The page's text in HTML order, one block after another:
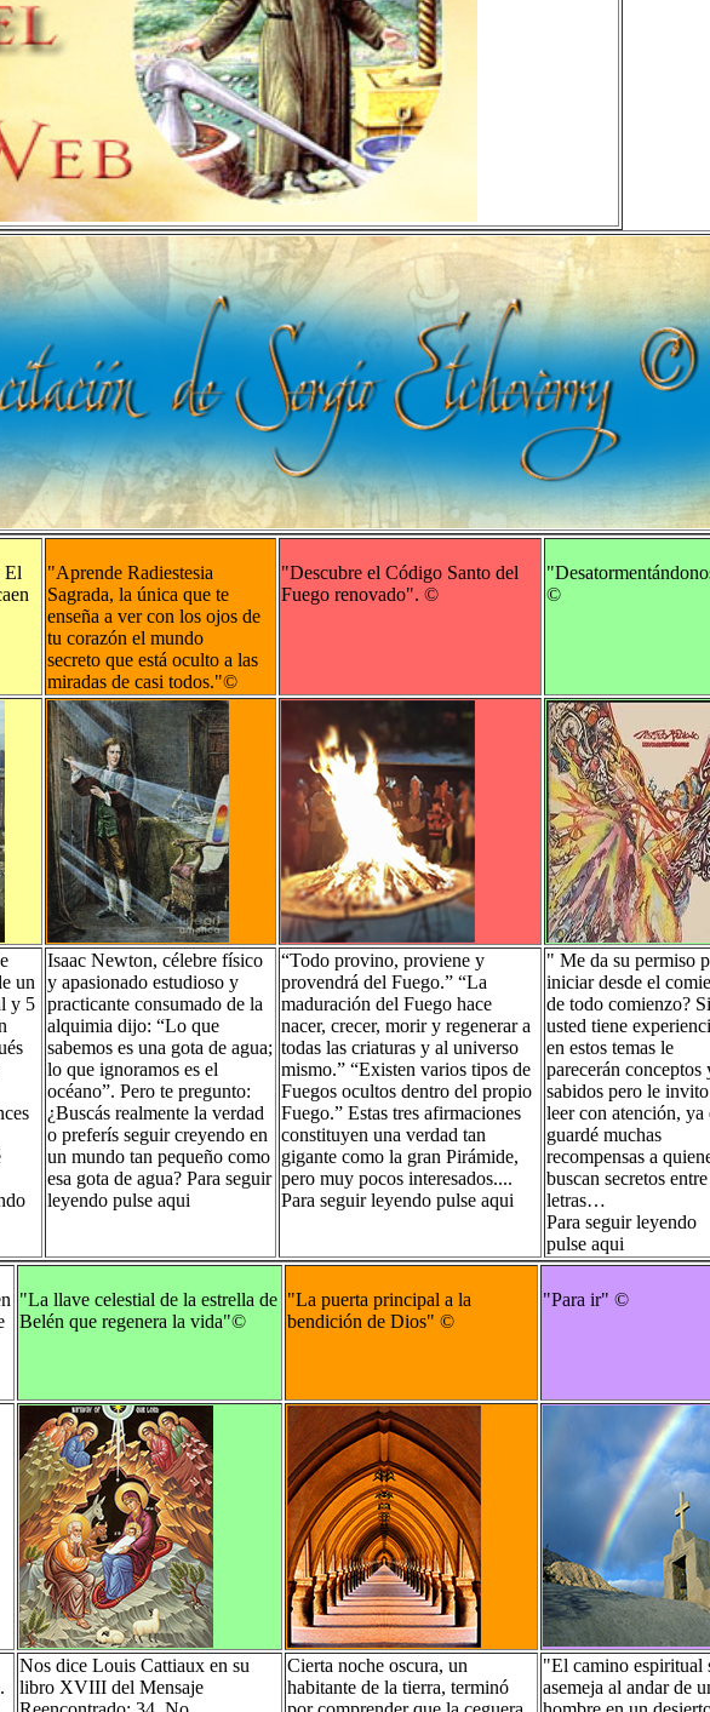
El
"Aprende Radiestesia
Sagrada, la única que te
enseña a ver con los ojos de
tu corazón el mundo
secreto que está oculto a las
miradas de casi todos."©
"Descubre el Código Santo del
Fuego renovado". ©
©
un
y 5
Isaac Newton, célebre físico
y apasionado estudioso y
practicante consumado de la
alquimia dijo: “Lo que
sabemos es una gota de agua;
lo que ignoramos es el
océano”. Pero te pregunto:
¿Buscás realmente la verdad
o preferís seguir creyendo en
un mundo tan pequeño como
esa gota de agua? Para seguir
leyendo pulse aqui
“Todo provino, proviene y
provendrá del Fuego.” “La
maduración del Fuego hace
nacer, crecer, morir y regenerar a
todas las criaturas y al universo
mismo.” “Existen varios tipos de
Fuegos ocultos dentro del propio
Fuego.” Estas tres afirmaciones
constituyen una verdad tan
gigante como la gran Pirámide,
pero muy pocos interesados....
Para seguir leyendo pulse aqui
" Me da su permiso
iniciar desde el
de todo comienzo? Si
usted tiene
en estos temas le
parecerán conceptos
sabidos pero le
leer con atención, ya
guardé muchas
recompensas a
buscan secretos entre
letras…
Para seguir leyendo
pulse aqui
"La llave celestial de la estrella de
Belén que regenera la vida"©
"La puerta principal a la
bendición de Dios" ©
"Para ir" ©
Nos dice Louis Cattiaux en su
libro XVIII del Mensaje
Cierta noche oscura, un
habitante de la tierra, terminó
"El camino espiritual
asemeja al andar de